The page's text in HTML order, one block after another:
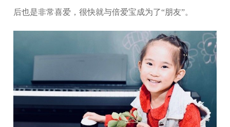
后也是非常喜爱，很快就与倍爱宝成为了“朋友”。